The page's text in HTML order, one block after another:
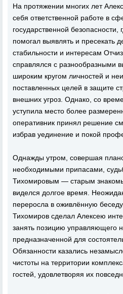
На протяжении многих лет
себя ответственной работе в
государственной
помогал выявлять и пресекать
стабильности и интересам
справлялся с разнообразными
широким кругом личностей и
поставленных целей в защите
внешних угроз. Однако, со
уступила место более
оперативник принял решение
избрав уединение и покой
Однажды утром, совершая
необходимыми припасами,
Тихомировым — старым
виделся долгое время.
переросла в оживлённую
Тихомиров сделал Алексею
занять позицию управляющего
предназначенной для
Обязанности казались
чистоты на территории
гостей, удовлетворяя их